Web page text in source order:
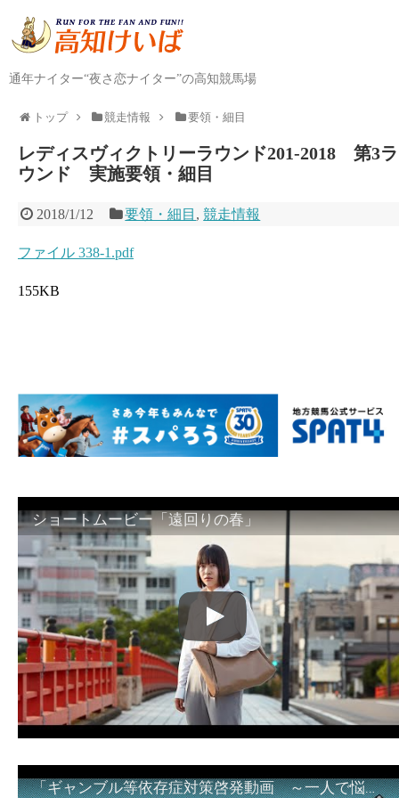
通年ナイター“夜さ恋ナイター”の高知競馬場
トップ 競走情報 要領・細目
レディスヴィクトリーラウンド201-2018 第3ラ
ウンド 実施要領・細目
2018/1/12 要領・細目 ,競走情報
ファイル 338-1.pdf
155KB
ショートムービー「遠回りの春」
「ギャンブル等依存症対策啓発動画 ～一人で悩まず、家族で悩まず、まず！相談機関へ～」